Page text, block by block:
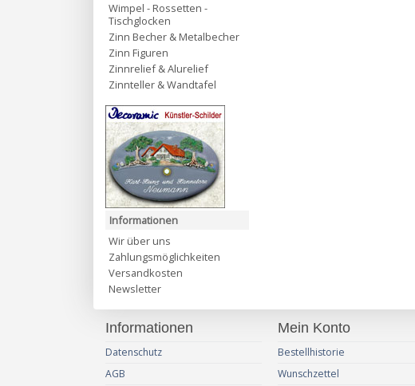
Wimpel - Rossetten -
Tischglocken
Zinn Becher & Metalbecher
Zinn Figuren
Zinnrelief & Alurelief
Zinnteller & Wandtafel
Informationen
Wir über uns
Zahlungsmöglichkeiten
Versandkosten
Newsletter
Informationen
Datenschutz
AGB
Mein Konto
Bestellhistorie
Wunschzettel